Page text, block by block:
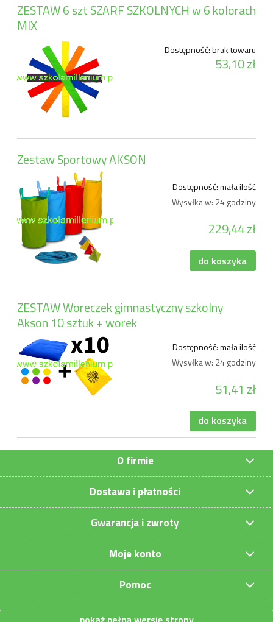
ZESTAW 6 szt SZARF SZKOLNYCH w 6 kolorach
MIX
Dostępność:brak towaru
53,10 zł
Zestaw Sportowy AKSON
Dostępność:mała ilość
Wysyłka w: 24 godziny
229,44 zł
do koszyka
ZESTAW Woreczek gimnastyczny szkolny
Akson 10 sztuk + worek
Dostępność:mała ilość
Wysyłka w: 24 godziny
51,41 zł
do koszyka
O firmie
Dostawa i płatności
Gwarancja i zwroty
Moje konto
Pomoc